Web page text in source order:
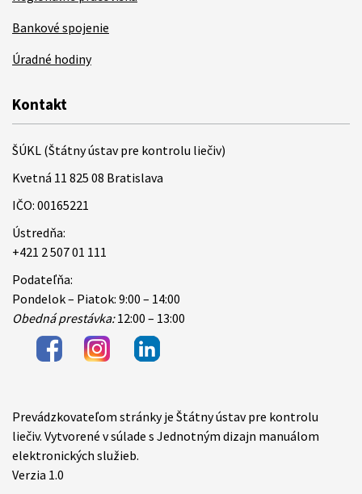
Bankové spojenie
Úradné hodiny
Kontakt
ŠÚKL (Štátny ústav pre kontrolu liečiv)
Kvetná 11 825 08 Bratislava
IČO: 00165221
Ústredňa:
+421 2 507 01 111
Podateľňa:
Pondelok – Piatok: 9:00 – 14:00
Obedná prestávka:12:00 – 13:00
Items
Prevádzkovateľom stránky je Štátny ústav pre kontrolu
liečiv. Vytvorené v súlade s Jednotným dizajn manuálom
elektronických služieb.
Verzia 1.0